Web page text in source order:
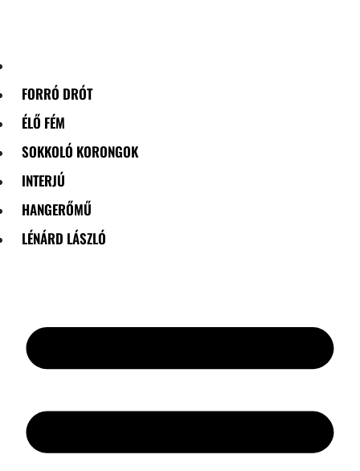
FORRÓ DRÓT
ÉLŐ FÉM
SOKKOLÓ KORONGOK
INTERJÚ
HANGERŐMŰ
LÉNÁRD LÁSZLÓ